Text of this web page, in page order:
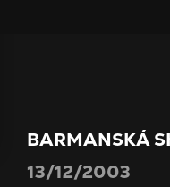
BARMANSKÁ
13/12/2003